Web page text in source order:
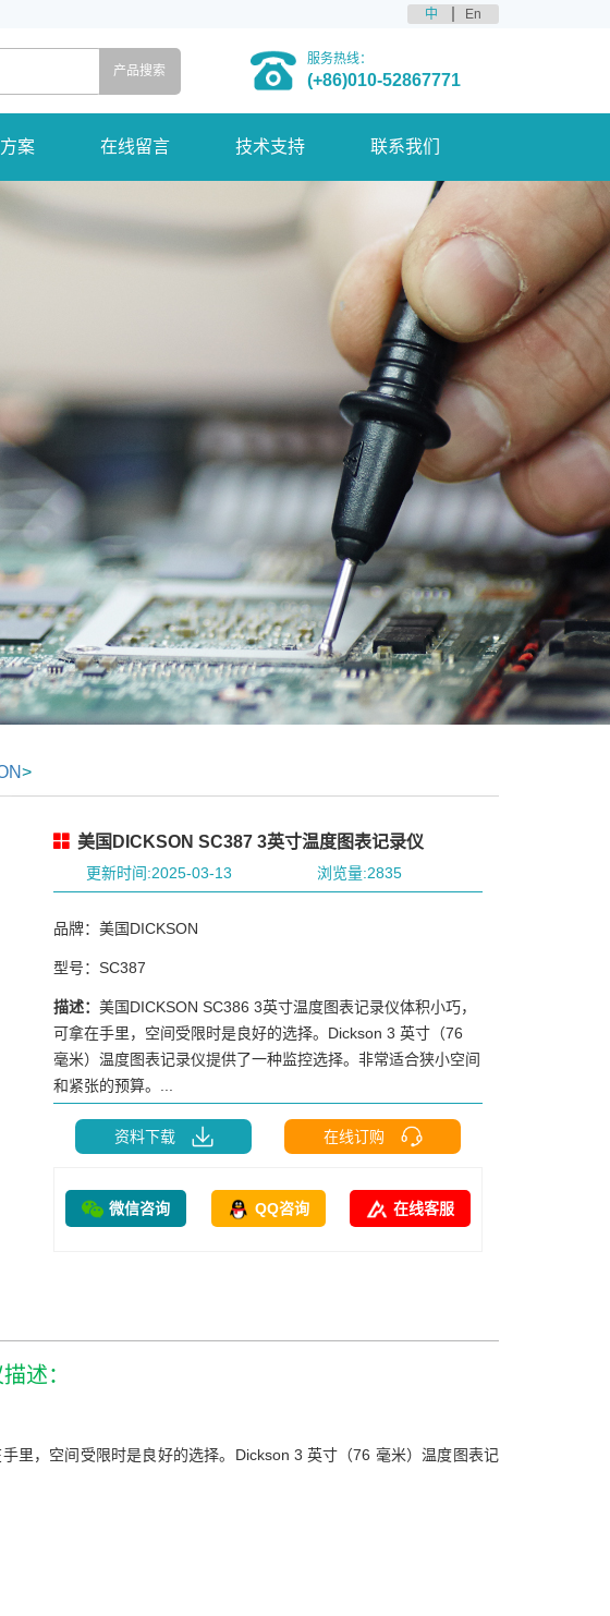
中 En
服务热线：
(+86)010-52867771
案 在线留言 技术支持 联系我们
>
美国DICKSON SC387 3英寸温度图表记录仪
更新时间:2025-03-13 浏览量:2835
品牌：美国DICKSON
型号：SC387
描述：美国DICKSON SC386 3英寸温度图表记录仪体积小巧，
可拿在手里，空间受限时是良好的选择。Dickson 3 英寸（76
毫米）温度图表记录仪提供了一种监控选择。非常适合狭小空间
和紧张的预算。...
资料下载 在线订购
微信咨询 QQ咨询 在线客服
述：
里，空间受限时是良好的选择。Dickson 3 英寸（76 毫米）温度图表记